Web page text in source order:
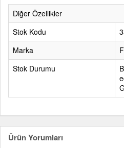
Diğer Özellikler
Stok Kodu
Marka
Stok Durumu
Ürün Yorumları